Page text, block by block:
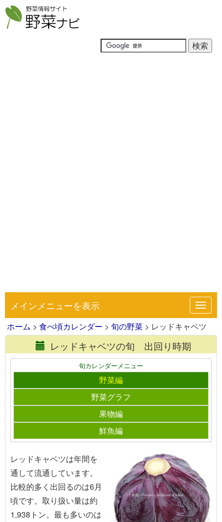
メインメニューを表示
ホーム > 食べ頃カレンダー > 旬の野菜 > レッドキャベツ
レッドキャベツの旬 出回り時期
旬カレンダーメニュー
野菜編
野菜グラフ
果物編
鮮魚編
レッドキャベツは年間を
通して流通しています。
比較的多く出回るのは6月
頃です。取り扱い量は約
1,938トン。最も多いのは